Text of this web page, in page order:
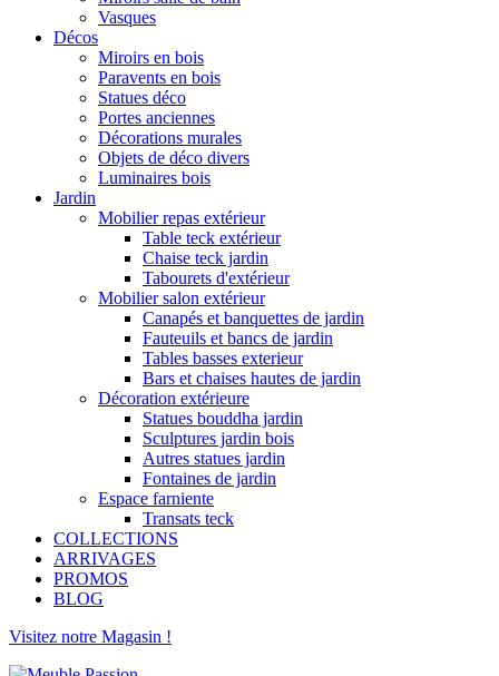
Vasques
Décos
Miroirs en bois
Paravents en bois
Statues déco
Portes anciennes
Décorations murales
Objets de déco divers
Luminaires bois
Jardin
Mobilier repas extérieur
Table teck extérieur
Chaise teck jardin
Tabourets d'extérieur
Mobilier salon extérieur
Canapés et banquettes de jardin
Fauteuils et bancs de jardin
Tables basses exterieur
Bars et chaises hautes de jardin
Décoration extérieure
Statues bouddha jardin
Sculptures jardin bois
Autres statues jardin
Fontaines de jardin
Espace farniente
Transats teck
COLLECTIONS
ARRIVAGES
PROMOS
BLOG
Visitez notre Magasin !